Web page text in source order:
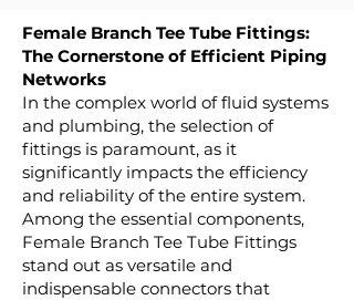
Female Branch Tee Tube Fittings:
The Cornerstone of Efficient Piping
Networks
In the complex world of fluid systems
and plumbing, the selection of
fittings is paramount, as it
significantly impacts the efficiency
and reliability of the entire system.
Among the essential components,
Female Branch Tee Tube Fittings
stand out as versatile and
indispensable connectors that